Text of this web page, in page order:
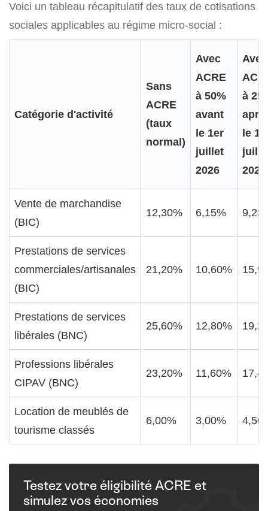
Voici un tableau récapitulatif des taux de cotisations
sociales applicables au régime micro-social :
Catégorie d'activité
Sans
ACRE
(taux
normal)
Avec
ACRE
à 50%
avant
le 1er
juillet
2026
Avec
à
le
2026
Vente de marchandise
(BIC)
12,30% 6,15%
Prestations de services
commerciales/artisanales
(BIC)
21,20% 10,60%
Prestations de services
libérales (BNC)
25,60% 12,80%
Professions libérales
CIPAV (BNC)
23,20% 11,60%
Location de meublés de
tourisme classés
6,00% 3,00%
Testez votre éligibilité ACRE et
simulez vos économies